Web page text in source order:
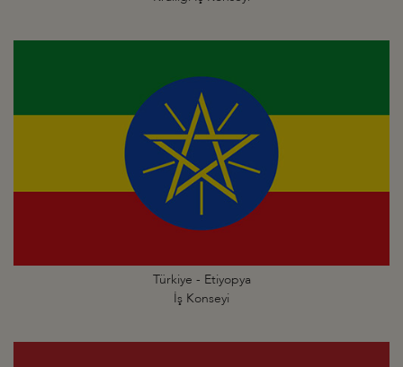
Türkiye - Etiyopya
İş Konseyi